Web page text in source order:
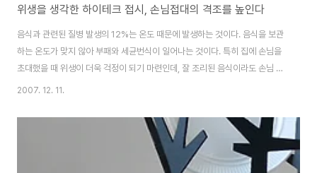
위생을 생각한 하이테크 접시, 손님접대의 격조를 높인다
음식과 관련된 질병 발생의 12%는 온도 때문에 발생하는 것이다. 음식을 보관
하는 온도가 맞지 않아 부패와 세균번식이 일어나는 것이다. 특히 집에 손님을
초대했을 때 위생이 더욱 걱정이 되기 마련인데, 잘 조리된 음식이라도 손님 접
대를 위해 테이블 위에 세팅해놓고 장시간 파티를 하다보면 음식이 상하기 십
번식하는 것이다. 하이테크 위생 용기 피트(Fete)는 여기에 착안하여 시작된
신제품 식품 보관용기이다. 열전기(thermoelectric) 기술을 사용한 피트 용
기는 안에 담은 음식을 차거나 혹은 따뜻하게 가장 이상적인 온도로 유지시켜
주는 것이 기본 기능이다. 또한 이 용기에는 여러 개의 아이콘이 있어서 각각의
2007. 12. 11.